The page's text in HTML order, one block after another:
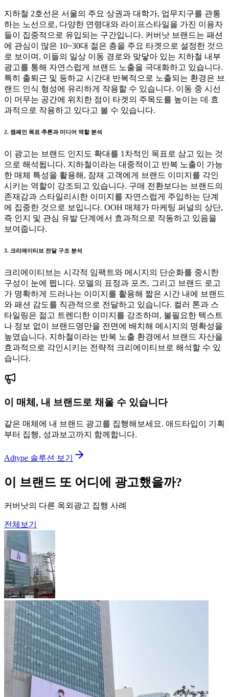
지하철 2호선은 서울의 주요 상권과 대학가, 업무지구를 관통
하는 노선으로, 다양한 연령대와 라이프스타일을 가진 이용자
들이 집중적으로 유입되는 구간입니다. 커버낫 브랜드는 패션
에 관심이 많은 10~30대 젊은 층을 주요 타겟으로 설정한 것으
로 보이며, 이들의 일상 이동 경로와 맞닿아 있는 지하철 내부
광고를 통해 자연스럽게 브랜드 노출을 극대화하고 있습니다.
특히 출퇴근 및 등하교 시간대 반복적으로 노출되는 환경은 브
랜드 인식 형성에 유리하게 작용할 수 있습니다. 이동 중 시선
이 머무는 공간에 위치한 점이 타겟의 주목도를 높이는 데 효
과적으로 작용하고 있다고 볼 수 있습니다.
2. 캠페인 목표 추론과 미디어 역할 분석
이 광고는 브랜드 인지도 확대를 1차적인 목표로 삼고 있는 것
으로 해석됩니다. 지하철이라는 대중적이고 반복 노출이 가능
한 매체 특성을 활용해, 잠재 고객에게 브랜드 이미지를 각인
시키는 역할이 강조되고 있습니다. 구매 전환보다는 브랜드의
존재감과 스타일리시한 이미지를 자연스럽게 주입하는 단계
에 집중한 것으로 보입니다. OOH 매체가 마케팅 퍼널의 상단,
즉 인지 및 관심 유발 단계에서 효과적으로 작동하고 있음을
보여줍니다.
3. 크리에이티브 전달 구조 분석
크리에이티브는 시각적 임팩트와 메시지의 단순화를 중시한
구성이 눈에 띕니다. 모델의 표정과 포즈, 그리고 브랜드 로고
가 명확하게 드러나는 이미지를 활용해 짧은 시간 내에 브랜드
와 패션 감도를 직관적으로 전달하고 있습니다. 컬러 톤과 스
타일링은 젊고 트렌디한 이미지를 강조하며, 불필요한 텍스트
나 정보 없이 브랜드명만을 전면에 배치해 메시지의 명확성을
높였습니다. 지하철이라는 반복 노출 환경에서 브랜드 자산을
효과적으로 각인시키는 전략적 크리에이티브로 해석할 수 있
습니다.
이 매체, 내 브랜드로 채울 수 있습니다
같은 매체에 내 브랜드 광고를 집행해보세요. 애드타입이 기획
부터 집행, 성과보고까지 함께합니다.
Adtype 솔루션 보기
이 브랜드 또 어디에 광고했을까?
커버낫의 다른 옥외광고 집행 사례
전체보기